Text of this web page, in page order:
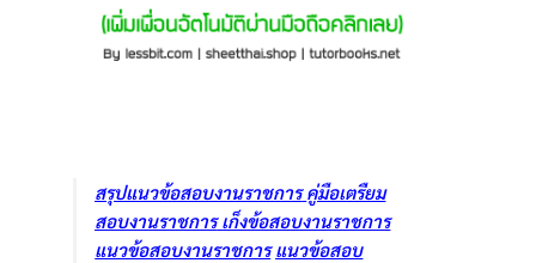
สรุปแนวข้อสอบงานราชการ คู่มือเตรืยม
สอบงานราชการ เก็งข้อสอบงานราชการ
แนวข้อสอบงานราชการ แนวข้อสอบ